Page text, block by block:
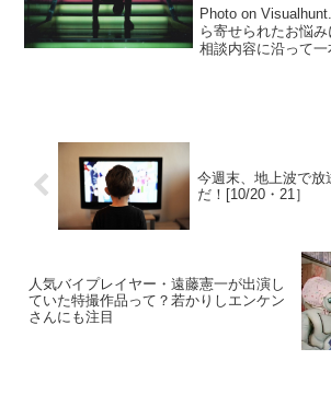
Photo on
ら寄せられたお悩み
相談内容に沿って一
今週末、地上波で放
だ！[10/20・21］
人気バイプレイヤー・遠藤憲一が出演し
ていた特撮作品って？若かりしエンケン
さんにも注目